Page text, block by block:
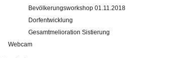
Bevölkerungsworkshop 01.11.2018
Dorfentwicklung
Gesamtmelioration Sistierung
Webcam